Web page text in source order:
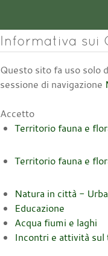
Informativa sui
Questo sito fa uso solo
sessione di navigazione
Accetto
Territorio fauna e
Territorio fauna e
Natura in città -
Educazione
Acqua fiumi e laghi
Incontri e attività